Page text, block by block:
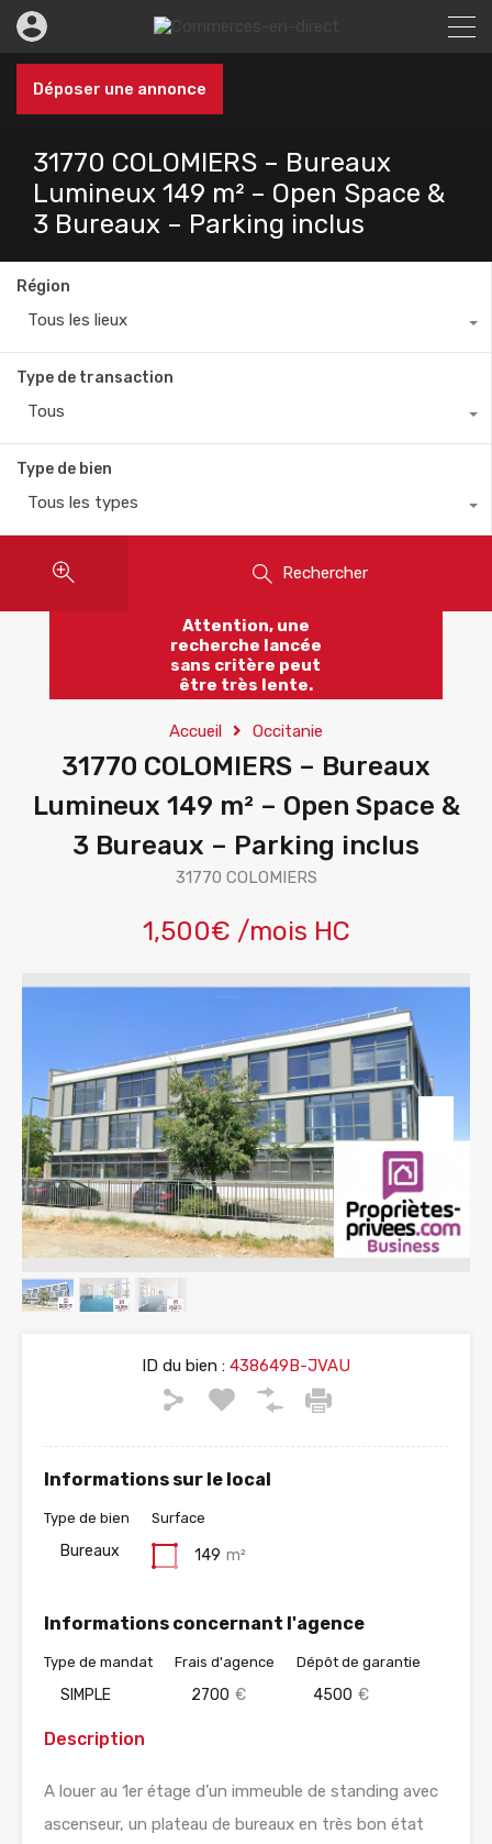
Déposer une annonce
31770 COLOMIERS – Bureaux
Lumineux 149 m² – Open Space &
3 Bureaux – Parking inclus
Région
Tous les lieux
Type de transaction
Tous
Type de bien
Tous les types
Rechercher
Attention, une
recherche lancée
sans critère peut
être très lente.
Accueil Occitanie
31770 COLOMIERS – Bureaux
Lumineux 149 m² – Open Space &
3 Bureaux – Parking inclus
31770 COLOMIERS
1,500€ /mois HC
ID du bien : 438649B-JVAU
Informations sur le local
Type de bien
Bureaux
Surface
149 m²
Informations concernant l'agence
Type de mandat
SIMPLE
Frais d'agence
2700 €
Dépôt de garantie
4500 €
Description
A louer au 1er étage d’un immeuble de standing avec
ascenseur, un plateau de bureaux en très bon état